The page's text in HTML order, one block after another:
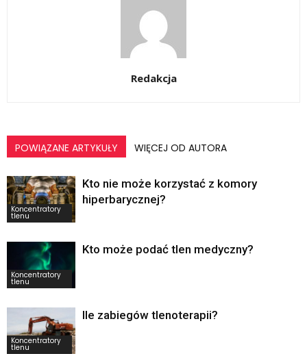
Redakcja
POWIĄZANE ARTYKUŁY WIĘCEJ OD AUTORA
Koncentratory
tlenu
Kto nie może korzystać z komory
hiperbarycznej?
Koncentratory
tlenu
Kto może podać tlen medyczny?
Koncentratory
tlenu
Ile zabiegów tlenoterapii?